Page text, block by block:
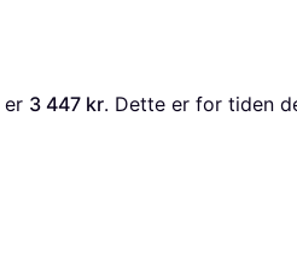
er 3 447 kr